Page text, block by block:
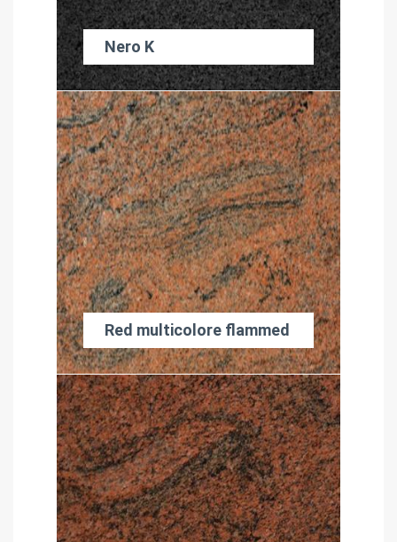
Nero K
Red multicolore flammed